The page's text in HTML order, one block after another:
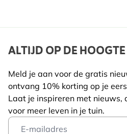
vleermuizenkast ophangen
“sleutelgat” waar de
kan worden. Door het 3
aanvliegplank kunt u de
zetten. Bij voorkeur meerdere
hangen. Bij plaatsing op
kasten zo hoog mogelijk tegen
ALTIJD OP DE
Meld je aan voor de gratis
ontvang 10% korting op je
Laat je inspireren met nieuws,
voor meer leven in je tuin.
Email Address